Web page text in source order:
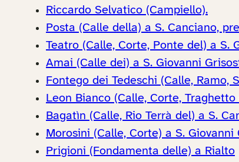
Riccardo Selvatico (Campiello).
Posta (Calle della) a S. Canciano,
Teatro (Calle, Corte, Ponte del) a S.
Amai (Calle dei) a S. Giovanni
Fontego dei Tedeschi (Calle, Ramo,
Leon Bianco (Calle, Corte,
Bagatìn (Calle, Rio Terrà del) a S.
Morosini (Calle, Corte) a S. Giovanni
Prigioni (Fondamenta delle) a Rialto